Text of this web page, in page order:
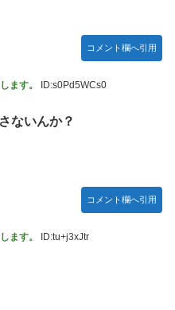
コメント欄へ引用
ます。 ID:s0Pd5WCs0
ないんか？
コメント欄へ引用
ます。 ID:tu+j3xJtr